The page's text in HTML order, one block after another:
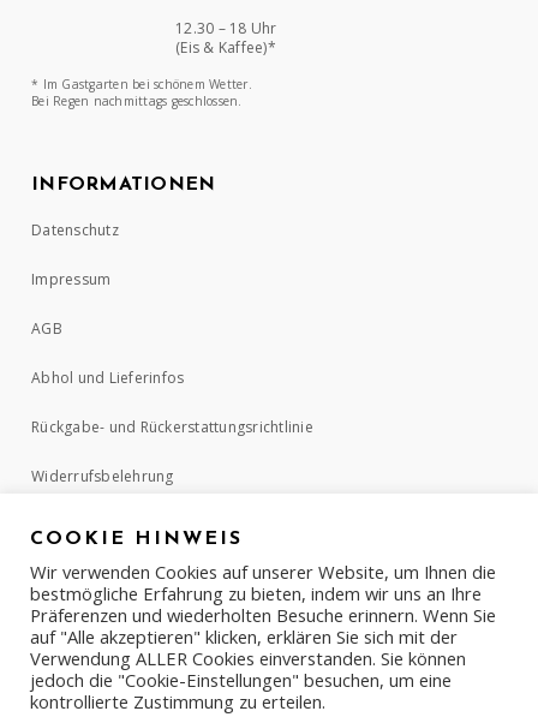
12.30 – 18 Uhr
(Eis & Kaffee)*
* Im Gastgarten bei schönem Wetter.
Bei Regen nachmittags geschlossen.
INFORMATIONEN
Datenschutz
Impressum
AGB
Abhol und Lieferinfos
Rückgabe- und Rückerstattungsrichtlinie
Widerrufsbelehrung
ZAHLUNGSMETHODEN
COOKIE HINWEIS
Wir verwenden Cookies auf unserer Website, um Ihnen die
bestmögliche Erfahrung zu bieten, indem wir uns an Ihre
Präferenzen und wiederholten Besuche erinnern. Wenn Sie
auf "Alle akzeptieren" klicken, erklären Sie sich mit der
Verwendung ALLER Cookies einverstanden. Sie können
jedoch die "Cookie-Einstellungen" besuchen, um eine
kontrollierte Zustimmung zu erteilen.